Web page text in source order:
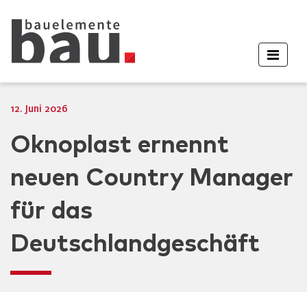
12. Juni 2026
Oknoplast ernennt
neuen Country Manager
für das
Deutschlandgeschäft